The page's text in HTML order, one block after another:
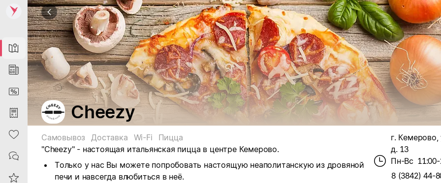
Map
News
DiscountCard
Purchases
Heart
Contacts
Reviews
Cheezy
Самовывоз Доставка Wi-Fi
Пицца
"Cheezy" - настоящая итальянская пицца в центре Кемерово.
Только у нас Вы можете попробовать настоящую неаполитанскую из дровяной
печи и навсегда влюбиться в неё.
г. Кемерово,
д. 13
Пн-Вс
8 (3842) 44-